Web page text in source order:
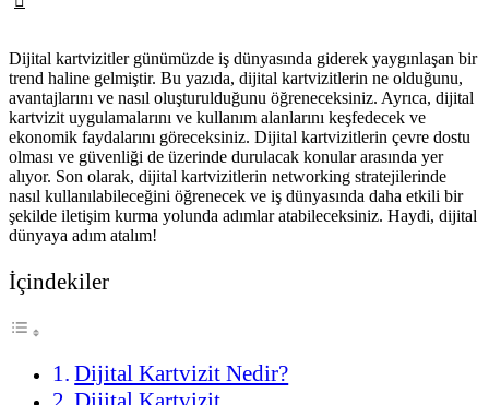
Dijital kartvizitler günümüzde iş dünyasında giderek yaygınlaşan bir
trend haline gelmiştir. Bu yazıda, dijital kartvizitlerin ne olduğunu,
avantajlarını ve nasıl oluşturulduğunu öğreneceksiniz. Ayrıca, dijital
kartvizit uygulamalarını ve kullanım alanlarını keşfedecek ve
ekonomik faydalarını göreceksiniz. Dijital kartvizitlerin çevre dostu
olması ve güvenliği de üzerinde durulacak konular arasında yer
alıyor. Son olarak, dijital kartvizitlerin networking stratejilerinde
nasıl kullanılabileceğini öğrenecek ve iş dünyasında daha etkili bir
şekilde iletişim kurma yolunda adımlar atabileceksiniz. Haydi, dijital
dünyaya adım atalım!
İçindekiler
Dijital Kartvizit Nedir?